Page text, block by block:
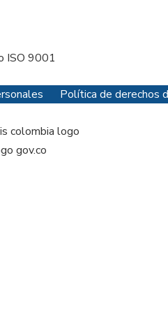
Política de derechos